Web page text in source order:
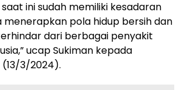
ini sudah memiliki kesadaran
pola hidup bersih dan
dari berbagai penyakit
ucap Sukiman kepada
3/2024).